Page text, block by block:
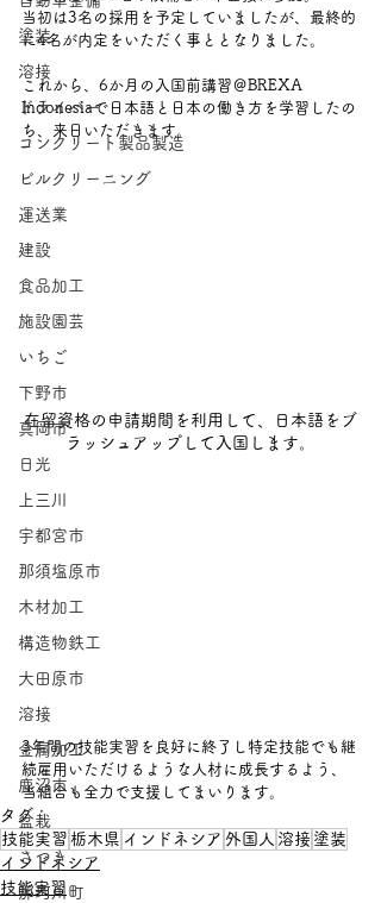
塗装
溶接
ドライバー
コンクリート製品製造
ビルクリーニング
運送業
建設
食品加工
施設園芸
いちご
下野市
真岡市
日光
上三川
宇都宮市
那須塩原市
木材加工
構造物鉄工
大田原市
溶接
金属加工
鹿沼市
盆栽
さつき
那珂川町
当初は3名の採用を予定していましたが、最終的
に4名が内定をいただく事ととなりました。
これから、6か月の入国前講習＠BREXA
Indonesiaで日本語と日本の働き方を学習したの
ち、来日いただきます。
在留資格の申請期間を利用して、日本語をブ
ラッシュアップして入国します。
3年間の技能実習を良好に終了し特定技能でも継
続雇用いただけるような人材に成長するよう、
当組合も全力で支援してまいります。
タグ：
技能実習 栃木県 インドネシア 外国人 溶接 塗装
インドネシア
技能実習